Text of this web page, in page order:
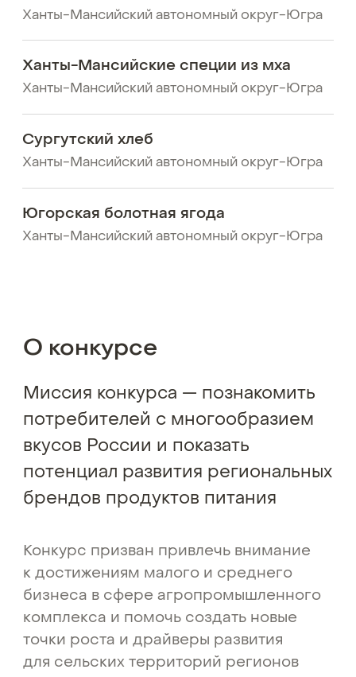
Ханты-Мансийский автономный округ-Югра
Ханты-Мансийский автономный округ-Югра
Ханты-Мансийские специи из мха
Ханты-Мансийский автономный округ-Югра
Сургутский хлеб
Ханты-Мансийский автономный округ-Югра
Югорская болотная ягода
О конкурсе
Миссия конкурса — познакомить
потребителей с многообразием
вкусов России и показать
потенциал развития региональных
брендов продуктов питания
Конкурс призван привлечь внимание
к достижениям малого и среднего
бизнеса в сфере агропромышленного
комплекса и помочь создать новые
точки роста и драйверы развития
для сельских территорий регионов